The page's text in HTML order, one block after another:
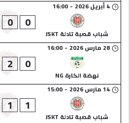
4 أبريل 2026 -
16:00
شباب قصبة تادلة JSKT
0
0
28 مارس 2026 -
16:00
نهضة الكارة NG
0
2
14 مارس 2026 -
15:00
شباب قصبة تادلة JSKT
1
1